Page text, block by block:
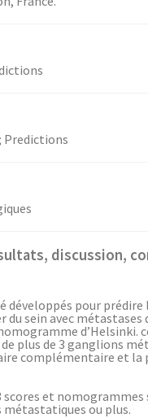
Predictions
discussion,
pour
sein avec métastases
d’Helsinki.
plus de 3 ganglions
complémentaire et
scores et
ou plus.